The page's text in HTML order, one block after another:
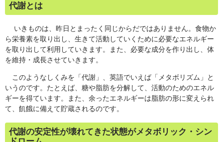
代謝とは
いきものは、昨日とまったく同じからだではありません。食物か
ら栄養素を取り出し、生きて活動していくために必要なエネルギー
を取り出して利用していきます。また、必要な成分を作り出し、体
を維持・成長させていきます。
このようなしくみを「代謝」、英語でいえば「メタボリズム」と
いうのです。たとえば、糖や脂肪を分解して、活動のためのエネル
ギーを得ています。また、余ったエネルギーは脂肪の形に変えられ
て、飢餓に備えて貯蔵されるのです。
代謝の安定性が壊れてきた状態がメタボリック・シン